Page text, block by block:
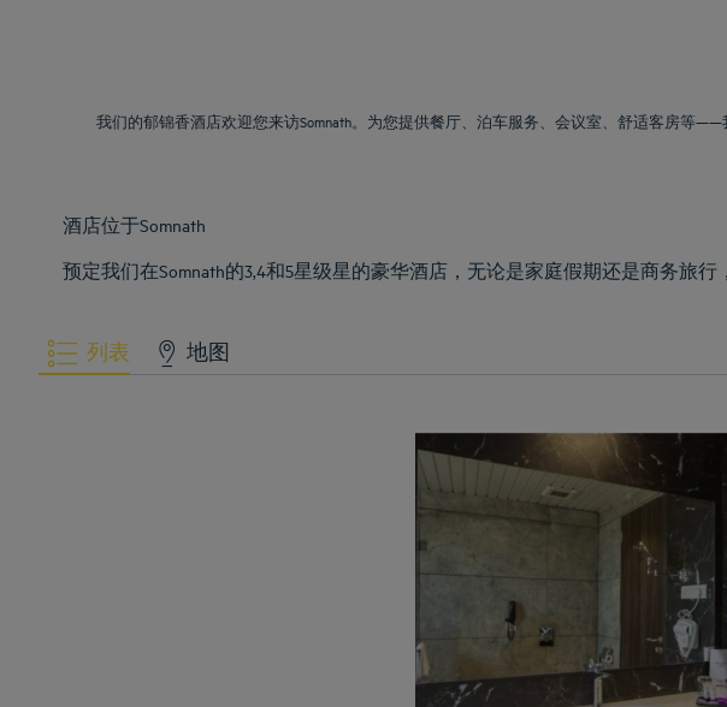
我们的郁锦香酒店欢迎您来访Somnath。为您提供餐厅、泊车服务、会议室、舒适客房等
酒店位于Somnath
预定我们在Somnath的3,4和5星级星的豪华酒店，无论是家庭假期还是商务旅行
列表 地图